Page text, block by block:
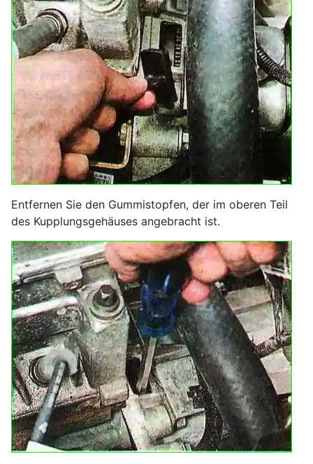
Entfernen Sie den Gummistopfen, der im oberen Teil
des Kupplungsgehäuses angebracht ist.